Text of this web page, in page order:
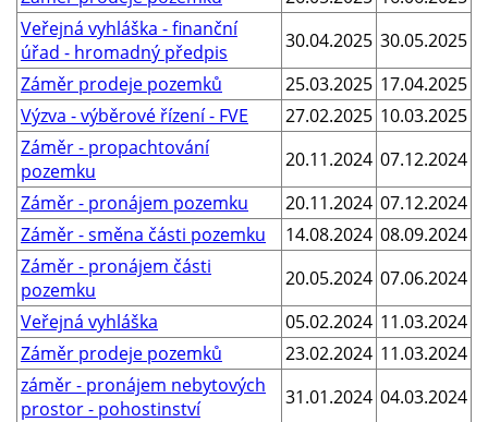
Veřejná vyhláška - finanční
úřad - hromadný předpis
30.04.2025 30.05.2025
Záměr prodeje pozemků
25.03.2025 17.04.2025
Výzva - výběrové řízení - FVE
27.02.2025 10.03.2025
Záměr - propachtování
pozemku
20.11.2024 07.12.2024
Záměr - pronájem pozemku
20.11.2024 07.12.2024
Záměr - směna části pozemku
14.08.2024 08.09.2024
Záměr - pronájem části
pozemku
20.05.2024 07.06.2024
Veřejná vyhláška
05.02.2024 11.03.2024
Záměr prodeje pozemků
23.02.2024 11.03.2024
záměr - pronájem nebytových
prostor - pohostinství
31.01.2024 04.03.2024